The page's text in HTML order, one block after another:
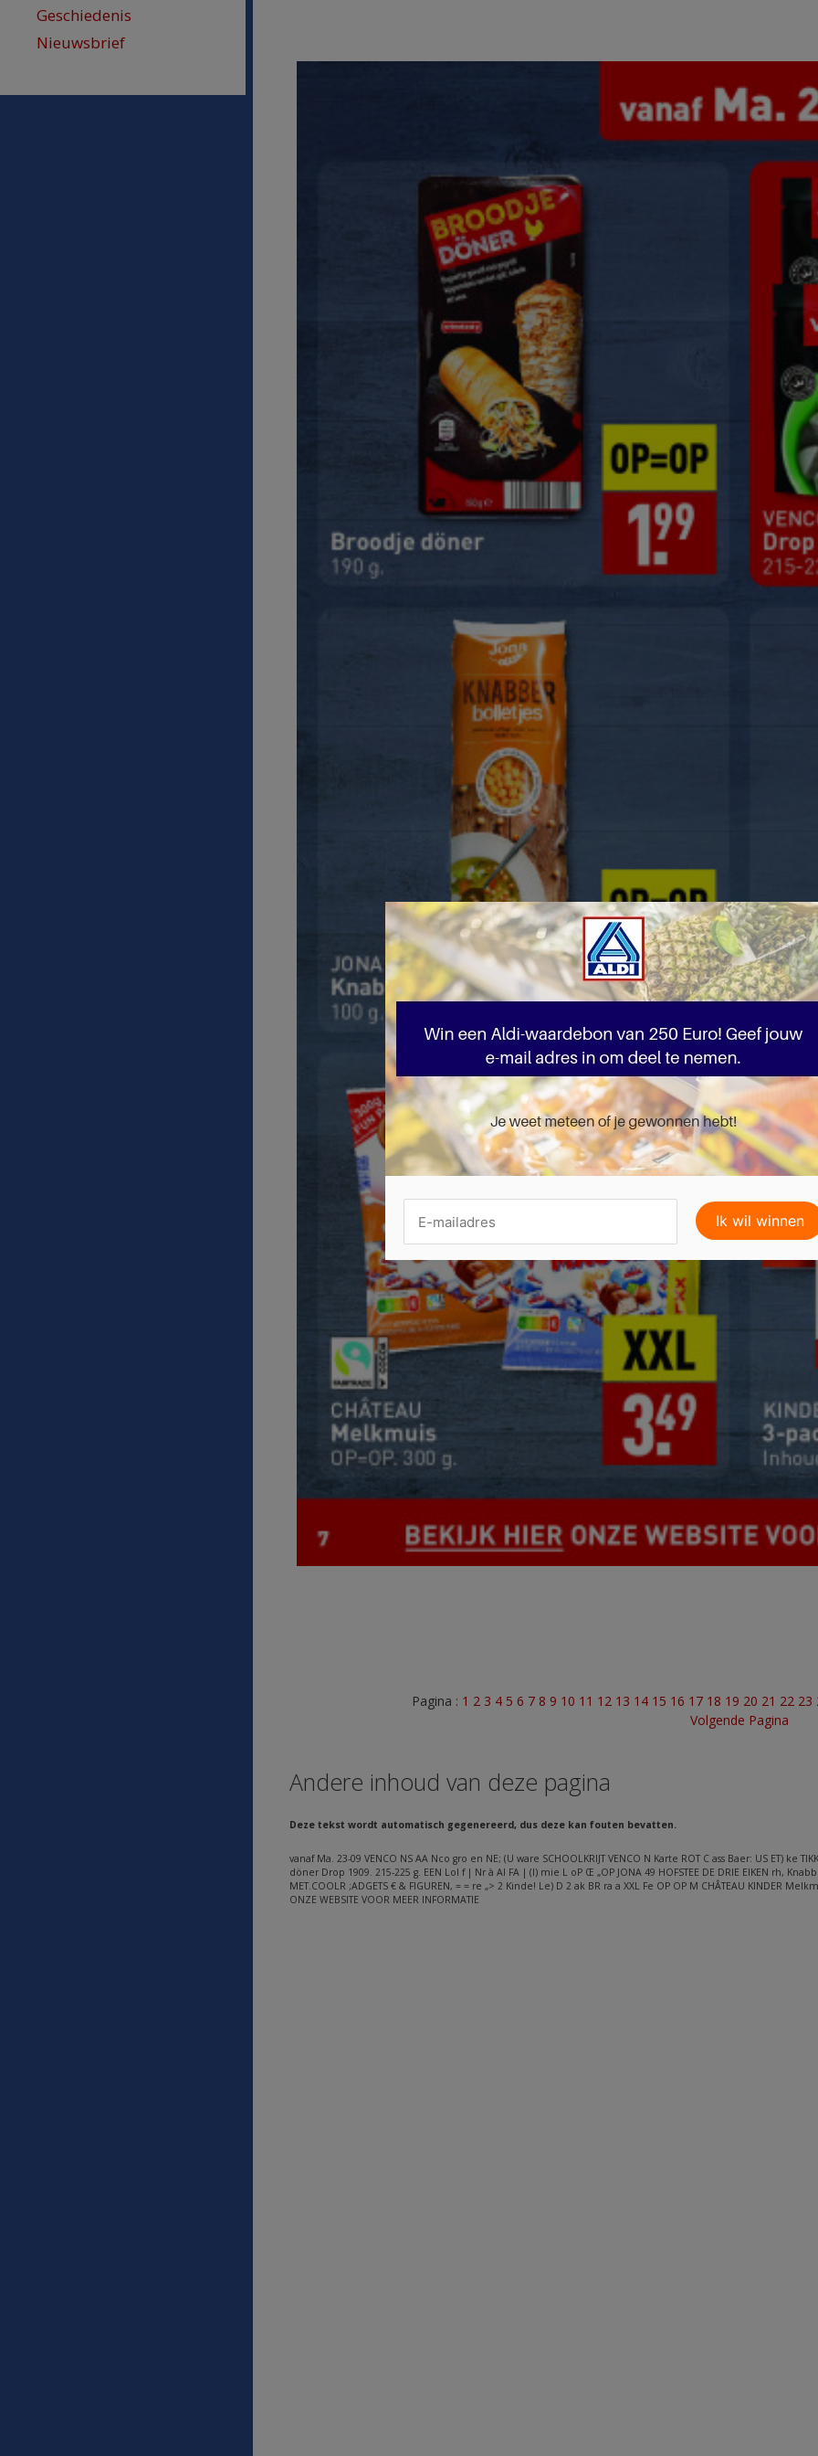
Pagina : 1 2 3 4 5 6 7 8 9 10 11 12 13 14 15 16 17 18 19 20 21 22 23
Volgende Pagina
Andere inhoud van deze pagina
Deze tekst wordt automatisch gegenereerd, dus deze kan fouten bevatten.
vanaf Ma. 23-09 VENCO NS AA Nco gro en NE; (U ware SCHOOLKRIJT VENCO N Karte ROT C ass Baer: US ET) ke
döner Drop 1909. 215-225 g. EEN Lol f | Nr à AI FA | (I) mie L oP Œ „OP JONA 49 HOFSTEE DE DRIE EIKEN rh,
MET.COOLR ;ADGETS € & FIGUREN, = = re „> 2 Kinde! Le) D 2 ak BR ra a XXL Fe OP OP M CHÂTEAU KINDER
ONZE WEBSITE VOOR MEER INFORMATIE
Geschiedenis
Nieuwsbrief